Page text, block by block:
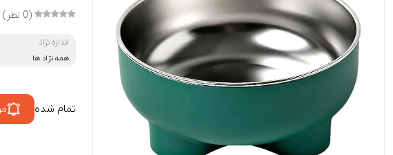
(0 نظر)
اندازه نژاد
همه نژاد ها
تمام شده